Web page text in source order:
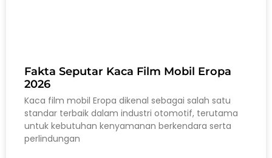
Fakta Seputar Kaca Film Mobil Eropa
2026
Kaca film mobil Eropa dikenal sebagai salah satu
standar terbaik dalam industri otomotif, terutama
untuk kebutuhan kenyamanan berkendara serta
perlindungan